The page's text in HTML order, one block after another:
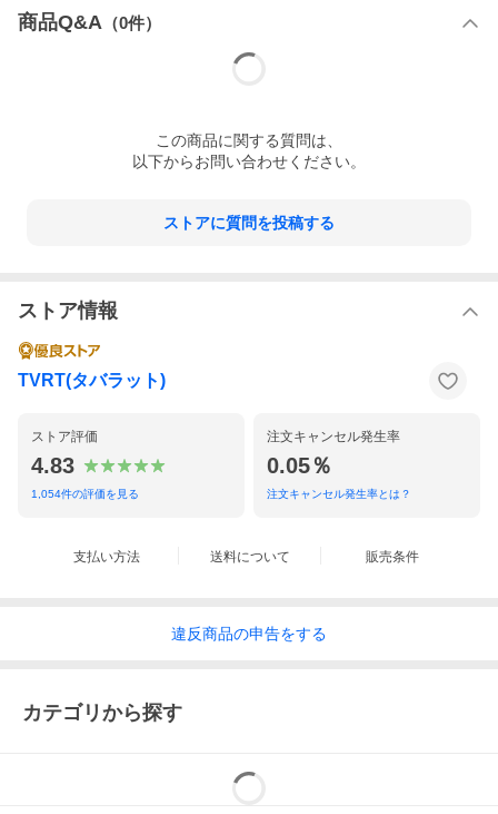
商品Q&A （0件）
この商品に関する質問は、
以下からお問い合わせください。
ストアに質問を投稿する
ストア情報
TVRT(タバラット)
ストア評価
4.83
1,054件の評価を見る
注文キャンセル発生率
0.05％
注文キャンセル発生率とは？
支払い方法 送料について 販売条件
違反商品の申告をする
カテゴリから探す